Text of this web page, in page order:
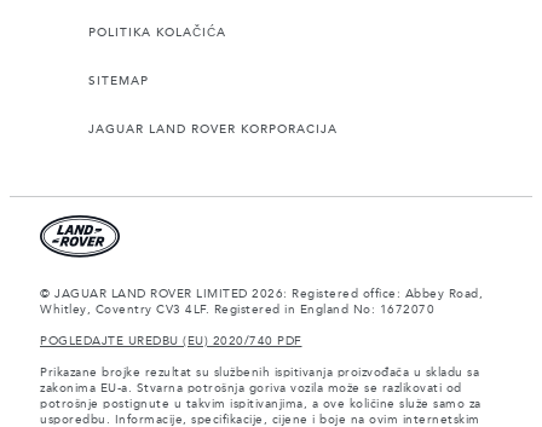
POLITIKA KOLAČIĆA
SITEMAP
JAGUAR LAND ROVER KORPORACIJA
© JAGUAR LAND ROVER LIMITED 2026: Registered office: Abbey Road,
Whitley, Coventry CV3 4LF. Registered in England No: 1672070
POGLEDAJTE UREDBU (EU) 2020/740 PDF
Prikazane brojke rezultat su službenih ispitivanja proizvođača u skladu sa
zakonima EU-a. Stvarna potrošnja goriva vozila može se razlikovati od
potrošnje postignute u takvim ispitivanjima, a ove količine služe samo za
usporedbu. Informacije, specifikacije, cijene i boje na ovim internetskim